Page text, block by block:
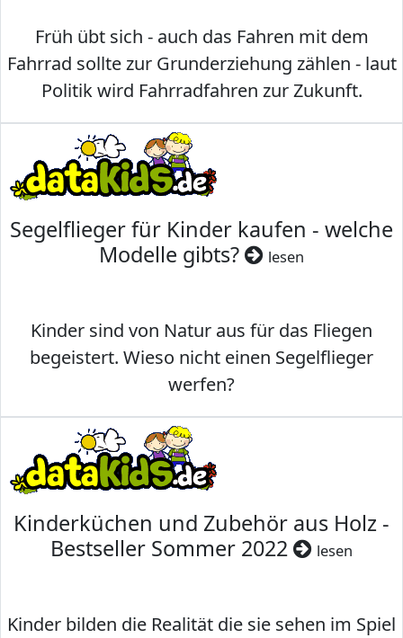
Früh übt sich - auch das Fahren mit dem
Fahrrad sollte zur Grunderziehung zählen - laut
Politik wird Fahrradfahren zur Zukunft.
Segelflieger für Kinder kaufen - welche
Modelle gibts?
lesen
Kinder sind von Natur aus für das Fliegen
begeistert. Wieso nicht einen Segelflieger
werfen?
Kinderküchen und Zubehör aus Holz -
Bestseller Sommer 2022
lesen
Kinder bilden die Realität die sie sehen im Spiel